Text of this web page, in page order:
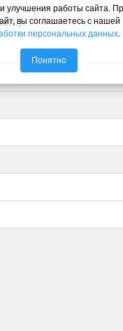
улучшения работы сайта.
вы соглашаетесь с нашей
персональных данных
Понятно